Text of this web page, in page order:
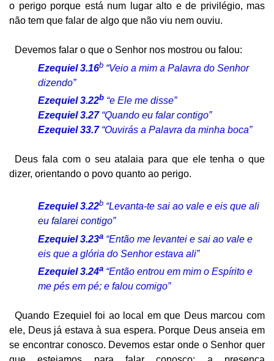
o perigo porque está num lugar alto e de privilégio, mas
não tem que falar de algo que não viu nem ouviu.
Devemos falar o que o Senhor nos mostrou ou falou:
Ezequiel 3.16b “Veio a mim a Palavra do Senhor
dizendo”
Ezequiel 3.22b “e Ele me disse”
Ezequiel 3.27“Quando eu falar contigo”
Ezequiel 33.7“Ouvirás a Palavra da minha boca”
Deus fala com o seu atalaia para que ele tenha o que
dizer, orientando o povo quanto ao perigo.
Ezequiel 3.22b “Levanta-te sai ao vale e eis que ali
eu falarei contigo”
Ezequiel 3.23a “Então me levantei e sai ao vale e
eis que a glória do Senhor estava ali”
Ezequiel 3.24a “Então entrou em mim o Espírito e
me pés em pé; e falou comigo”
Quando Ezequiel foi ao local em que Deus marcou com
ele, Deus já estava à sua espera. Porque Deus anseia em
se encontrar conosco. Devemos estar onde o Senhor quer